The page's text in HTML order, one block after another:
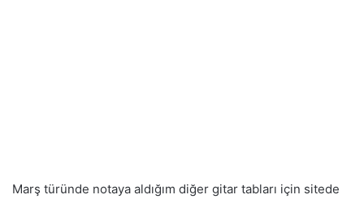
Marş türünde notaya aldığım diğer gitar tabları için sitede